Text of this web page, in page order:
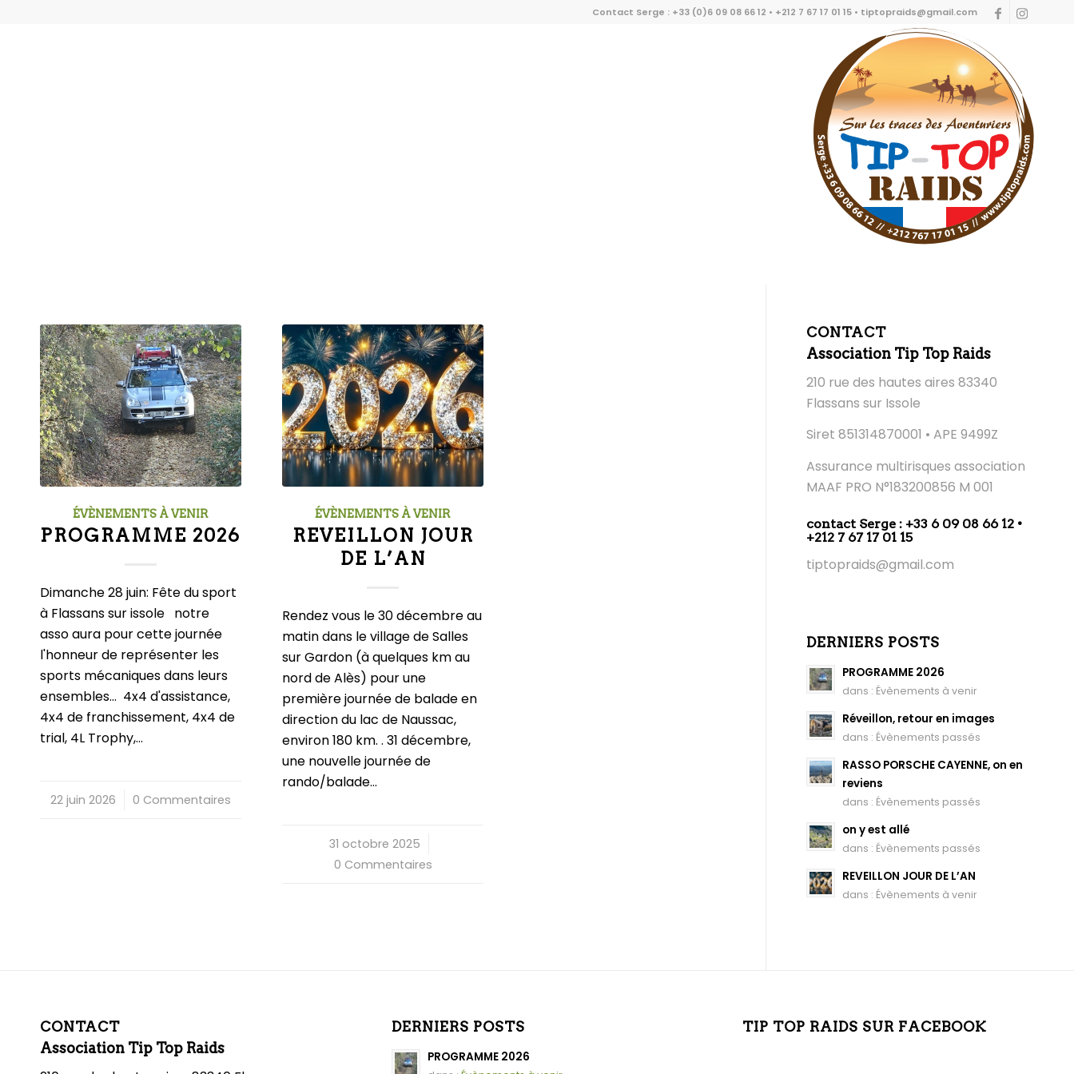
Contact Serge : +33 (0)6 09 08 66 12 • +212 7 67 17 01 15 • tiptopraids@gmail.com
ÉVÈNEMENTS À VENIR
PROGRAMME 2026
Dimanche 28 juin: Fête du sport
à Flassans sur issole notre
asso aura pour cette journée
l'honneur de représenter les
sports mécaniques dans leurs
ensembles... 4x4 d'assistance,
4x4 de franchissement, 4x4 de
trial, 4L Trophy,…
22 juin 2026
/ 0 Commentaires
ÉVÈNEMENTS À VENIR
REVEILLON JOUR
DE L’AN
Rendez vous le 30 décembre au
matin dans le village de Salles
sur Gardon (à quelques km au
nord de Alès) pour une
première journée de balade en
direction du lac de Naussac,
environ 180 km. . 31 décembre,
une nouvelle journée de
rando/balade…
31 octobre 2025
/
0 Commentaires
CONTACT
Association Tip Top Raids
210 rue des hautes aires 83340
Flassans sur Issole
Siret 851314870001 • APE 9499Z
Assurance multirisques association
MAAF PRO N°183200856 M 001
contact Serge : +33 6 09 08 66 12 •
+212 7 67 17 01 15
tiptopraids@gmail.com
DERNIERS POSTS
PROGRAMME 2026
dans : Évènements à venir
Réveillon, retour en images
dans : Évènements passés
RASSO PORSCHE CAYENNE, on en
reviens
dans : Évènements passés
on y est allé
dans : Évènements passés
REVEILLON JOUR DE L’AN
dans : Évènements à venir
CONTACT
Association Tip Top Raids
DERNIERS POSTS
PROGRAMME 2026
TIP TOP RAIDS SUR FACEBOOK